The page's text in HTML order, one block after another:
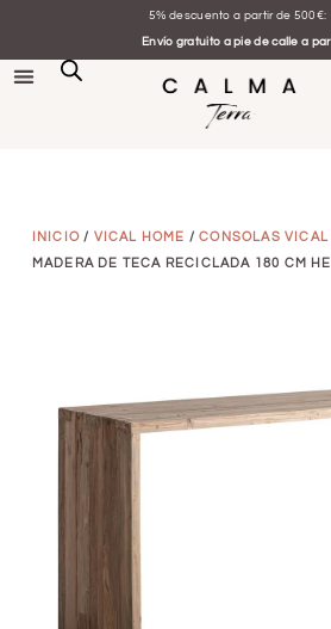
5% descuento a partir de 500€:
Envío gratuito a pie de calle a
INICIO / VICAL HOME /CONSOLAS VICAL
MADERA DE TECA RECICLADA 180 CM